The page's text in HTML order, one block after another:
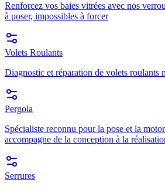
Renforcez vos baies vitrées avec nos
à poser, impossibles à forcer
Volets Roulants
Diagnostic et réparation de volets roulants
Pergola
Spécialiste reconnu pour la pose et la
accompagne de la conception à la
Serrures